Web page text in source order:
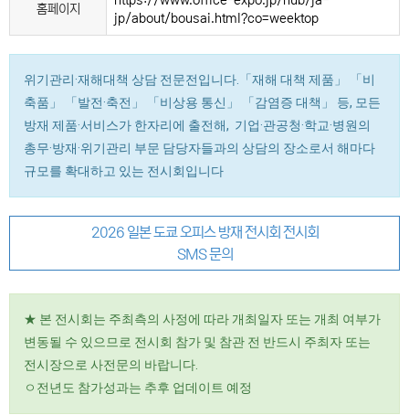
홈페이지
jp/about/bousai.html?co=weektop
위기관리·재해대책 상담 전문전입니다.「재해 대책 제품」 「비
축품」 「발전·축전」 「비상용 통신」 「감염증 대책」 등, 모든
방재 제품·서비스가 한자리에 출전해, 기업·관공청·학교·병원의
총무·방재·위기관리 부문 담당자들과의 상담의 장소로서 해마다
규모를 확대하고 있는 전시회입니다
2026 일본 도쿄 오피스 방재 전시회 전시회
SMS 문의
★ 본 전시회는 주최측의 사정에 따라 개최일자 또는 개최 여부가
변동될 수 있으므로 전시회 참가 및 참관 전 반드시 주최자 또는
전시장으로 사전문의 바랍니다.
ㅇ전년도 참가성과는 추후 업데이트 예정